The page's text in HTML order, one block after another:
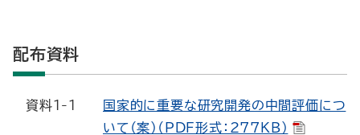
配布資料
資料1-1
国家的に重要な研究開発の中間評価につ
いて（案）（PDF形式：277KB）